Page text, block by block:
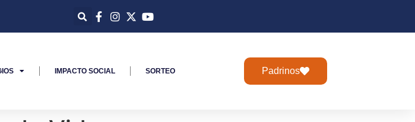
IMPACTO SOCIAL SORTEO Padrinos